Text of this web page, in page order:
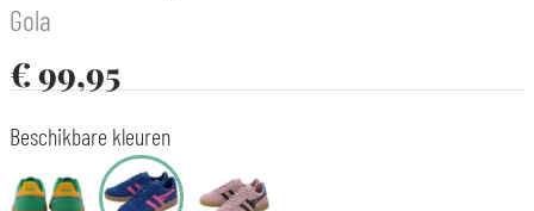
Gola
€99,95
Beschikbare kleuren